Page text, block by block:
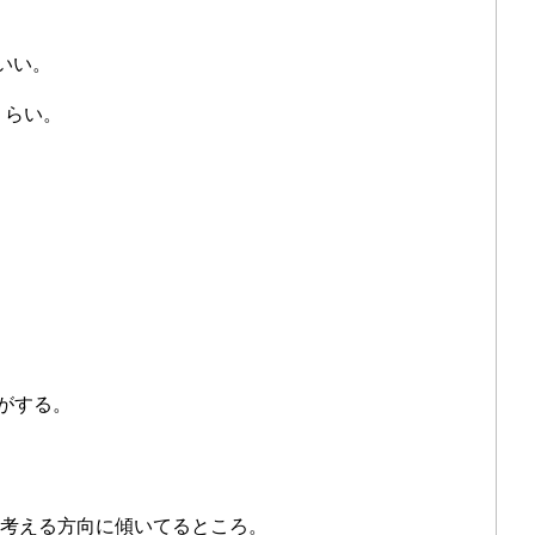
い。
い。
する。
える方向に傾いてるところ。